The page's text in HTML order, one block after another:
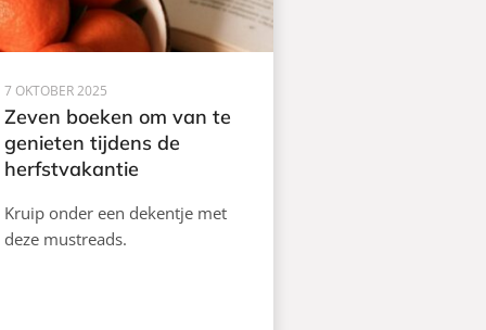
7 OKTOBER 2025
Zeven boeken om van te
genieten tijdens de
herfstvakantie
Kruip onder een dekentje met
deze mustreads.